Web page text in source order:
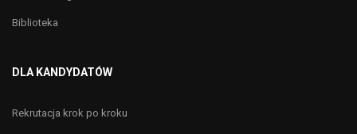
Biblioteka
DLA KANDYDATÓW
Rekrutacja krok po kroku